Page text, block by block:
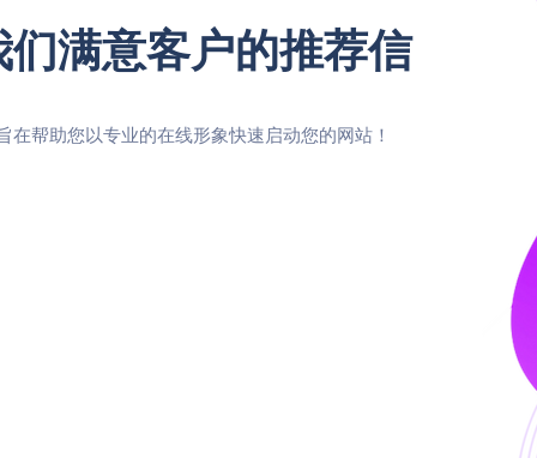
们满意客户的推荐信​
在帮助您以专业的在线形象快速启动您的网站！